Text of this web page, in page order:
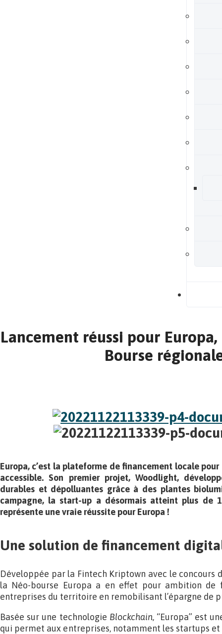
Lancement réussi pour
Bourse
Europa, c’est la plateforme de financement locale
accessible. Son premier projet, Woodlight,
durables et dépolluantes grâce à des plantes
campagne, la start-up a désormais atteint plus de
représente une vraie réussite pour Europa !
Une solution de financement
Développée par la Fintech Kriptown avec le concours
la Néo-bourse Europa a en effet pour ambition de
entreprises du territoire en remobilisant l’épargne de
Basée sur une technologie Blockchain, “Europa” est
qui permet aux entreprises, notamment les startups et